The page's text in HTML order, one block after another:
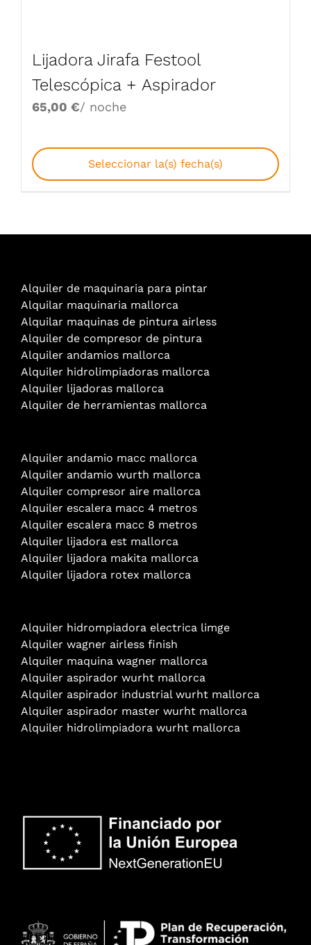
Lijadora Jirafa Festool
Telescópica + Aspirador
65,00 €/ noche
Seleccionar la(s) fecha(s)
Alquiler de maquinaria para pintar
Alquilar maquinaria mallorca
Alquilar maquinas de pintura airless
Alquiler de compresor de pintura
Alquiler andamios mallorca
Alquiler hidrolimpiadoras mallorca
Alquiler lijadoras mallorca
Alquiler de herramientas mallorca
Alquiler andamio macc mallorca
Alquiler andamio wurth mallorca
Alquiler compresor aire mallorca
Alquiler escalera macc 4 metros
Alquiler escalera macc 8 metros
Alquiler lijadora est mallorca
Alquiler lijadora makita mallorca
Alquiler lijadora rotex mallorca
Alquiler hidrompiadora electrica limge
Alquiler wagner airless finish
Alquiler maquina wagner mallorca
Alquiler aspirador wurht mallorca
Alquiler aspirador industrial wurht mallorca
Alquiler aspirador master wurht mallorca
Alquiler hidrolimpiadora wurht mallorca